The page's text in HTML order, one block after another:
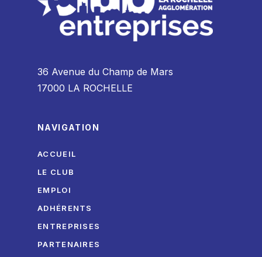
36 Avenue du Champ de Mars
17000 LA ROCHELLE
NAVIGATION
ACCUEIL
LE CLUB
EMPLOI
ADHÉRENTS
ENTREPRISES
PARTENAIRES